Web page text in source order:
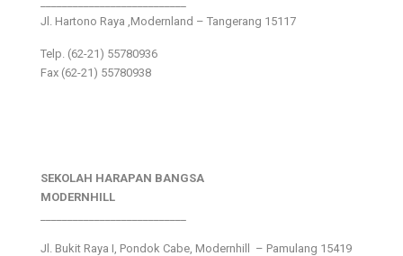
Jl. Hartono Raya ,Modernland – Tangerang 15117
Telp. (62-21) 55780936
Fax (62-21) 55780938
SEKOLAH HARAPAN BANGSA
MODERNHILL
Jl. Bukit Raya I, Pondok Cabe, Modernhill – Pamulang 15419